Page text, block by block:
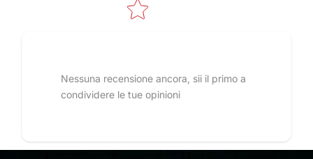
Nessuna recensione ancora, sii il primo a
condividere le tue opinioni